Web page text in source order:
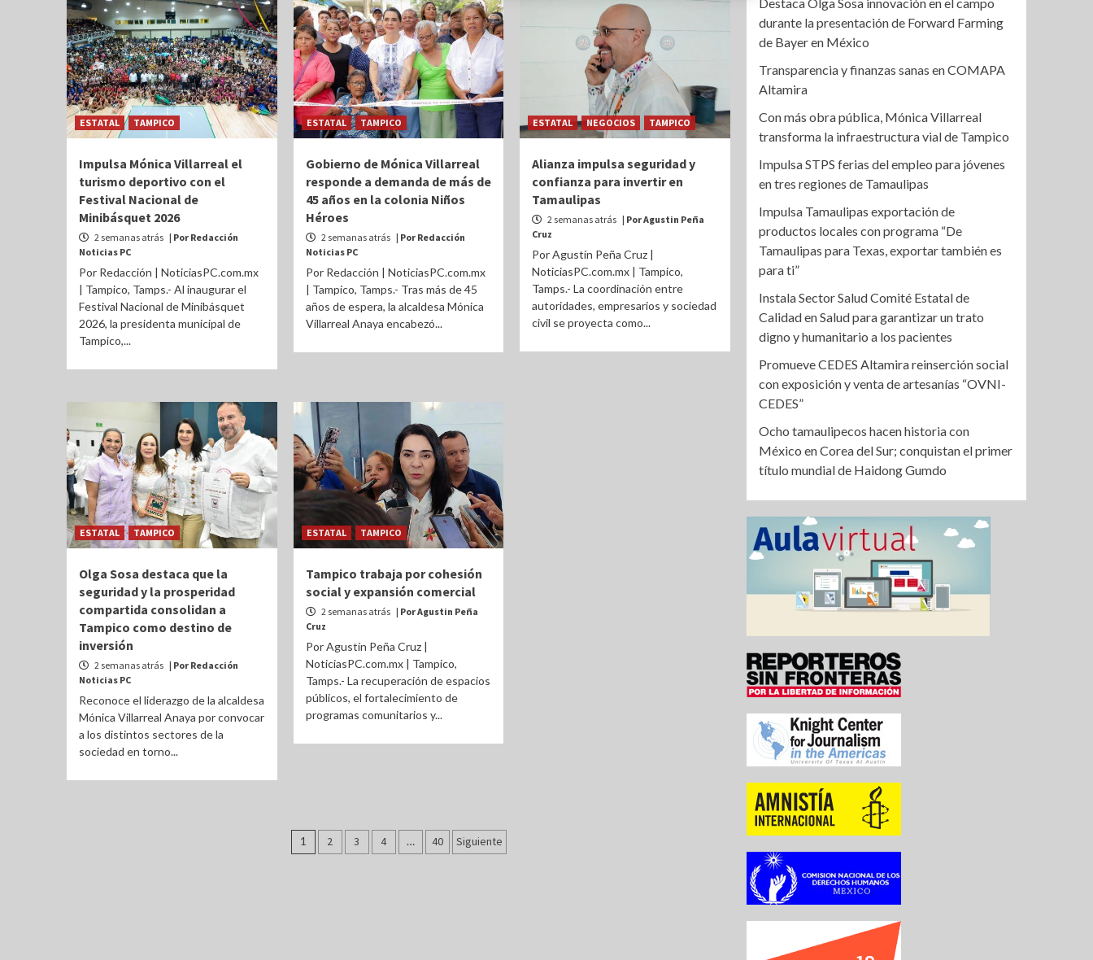
ESTATAL TAMPICO
Impulsa Mónica Villarreal el
turismo deportivo con el
Festival Nacional de
Minibásquet 2026
2 semanas atrás | Por Redacción
Noticias PC
Por Redacción | NoticiasPC.com.mx
| Tampico, Tamps.- Al inaugurar el
Festival Nacional de Minibásquet
2026, la presidenta municipal de
Tampico,...
ESTATAL TAMPICO
Gobierno de Mónica Villarreal
responde a demanda de más de
45 años en la colonia Niños
Héroes
2 semanas atrás | Por Redacción
Noticias PC
Por Redacción | NoticiasPC.com.mx
| Tampico, Tamps.- Tras más de 45
años de espera, la alcaldesa Mónica
Villarreal Anaya encabezó...
ESTATAL NEGOCIOS TAMPICO
Alianza impulsa seguridad y
confianza para invertir en
Tamaulipas
2 semanas atrás | Por Agustin Peña
Cruz
Por Agustín Peña Cruz |
NoticiasPC.com.mx | Tampico,
Tamps.- La coordinación entre
autoridades, empresarios y sociedad
civil se proyecta como...
ESTATAL TAMPICO
Olga Sosa destaca que la
seguridad y la prosperidad
compartida consolidan a
Tampico como destino de
inversión
2 semanas atrás | Por Redacción
Noticias PC
Reconoce el liderazgo de la alcaldesa
Mónica Villarreal Anaya por convocar
a los distintos sectores de la
sociedad en torno...
ESTATAL TAMPICO
Tampico trabaja por cohesión
social y expansión comercial
2 semanas atrás | Por Agustin Peña
Cruz
Por Agustín Peña Cruz |
NoticiasPC.com.mx | Tampico,
Tamps.- La recuperación de espacios
públicos, el fortalecimiento de
programas comunitarios y...
Paginación
1 2 3 4 … 40 Siguiente
durante la presentación de Forward Farming
de Bayer en México
Transparencia y finanzas sanas en COMAPA
Altamira
Con más obra pública, Mónica Villarreal
transforma la infraestructura vial de Tampico
Impulsa STPS ferias del empleo para jóvenes
en tres regiones de Tamaulipas
Impulsa Tamaulipas exportación de
productos locales con programa “De
Tamaulipas para Texas, exportar también es
para ti”
Instala Sector Salud Comité Estatal de
Calidad en Salud para garantizar un trato
digno y humanitario a los pacientes
Promueve CEDES Altamira reinserción social
con exposición y venta de artesanías “OVNI-
CEDES”
Ocho tamaulipecos hacen historia con
México en Corea del Sur; conquistan el primer
título mundial de Haidong Gumdo